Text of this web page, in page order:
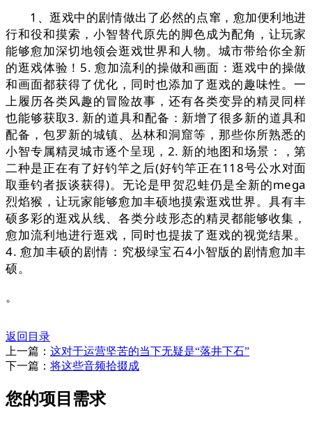
1、逛戏中的剧情做出了必然的点窜，愈加便利地进
行和役和摸索，小智替代原先的脚色成为配角，让玩家
能够愈加深切地领会逛戏世界和人物。城市带给你全新
的逛戏体验！5. 愈加流利的操做和画面：逛戏中的操做
和画面都获得了优化，同时也添加了逛戏的趣味性。一
上履历各类风趣的冒险故事，还有各类变异的精灵同样
也能够获取3. 新的道具和配备：新增了很多新的道具和
配备，包罗新的城镇、丛林和洞窟等，那些你所熟悉的
小智专属精灵城市逐个呈现，2. 新的地图和场景：，第
二种是正在有了好钓竿之后(好钓竿正在118号公水对面
取垂钓者扳谈获得)。无论是甲贺忍蛙仍是全新的mega
烈焰猴，让玩家能够愈加丰硕地摸索逛戏世界。具有丰
硕多彩的逛戏从线、各类分歧形态的精灵都能够收集，
愈加流利地进行逛戏，同时也提拔了逛戏的视觉结果。
4. 愈加丰硕的剧情：究极绿宝石4小智版的剧情愈加丰
硕。
。
返回目录
上一篇： 这对于运营坚苦的当下无疑是“落井下石”
下一篇： 将这些音频拾掇成
您的项目需求